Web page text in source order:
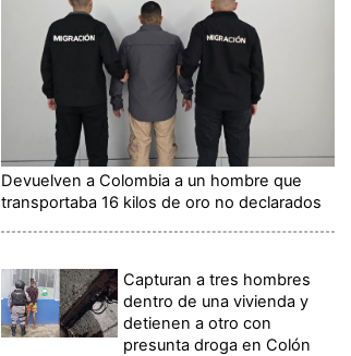
Devuelven a Colombia a un hombre que
transportaba 16 kilos de oro no declarados
Capturan a tres hombres
dentro de una vivienda y
detienen a otro con
presunta droga en Colón